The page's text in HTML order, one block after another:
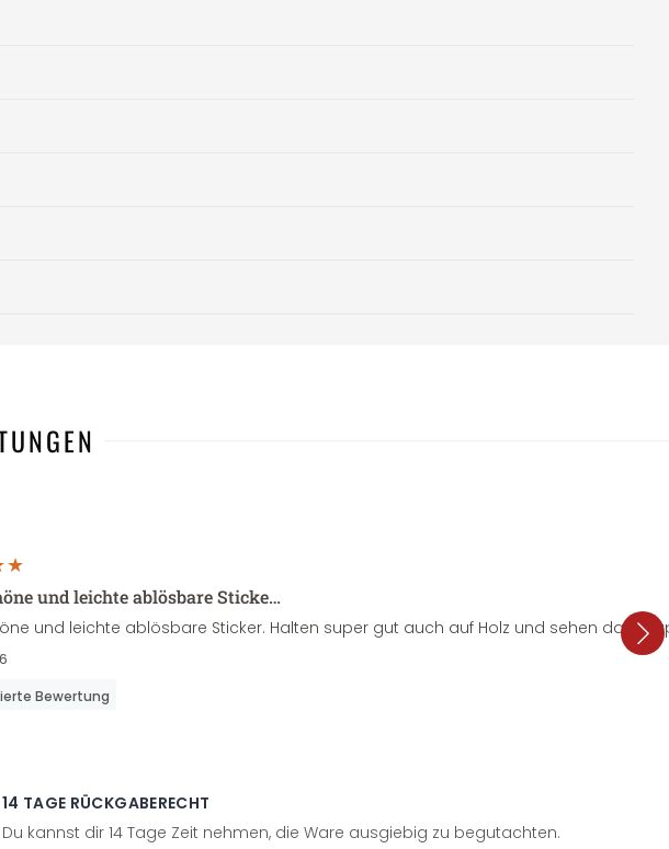
und leichte ablösbare Sticke…
und leichte ablösbare Sticker. Halten super gut auch auf Holz und sehen dazu
Bewertung
14 TAGE RÜCKGABERECHT
Du kannst dir 14 Tage Zeit nehmen, die Ware ausgiebig zu begutachten.